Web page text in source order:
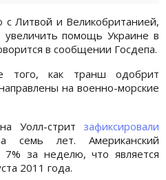
Литвой и Великобританией,
помощь Украине в
в сообщении Госдепа.
того, как транш одобрит
на военно-морские
Уолл-стрит зафиксировали
семь лет. Американский
за неделю, что является
2011 года.